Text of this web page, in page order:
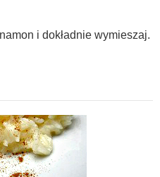
i dokładnie wymieszaj.